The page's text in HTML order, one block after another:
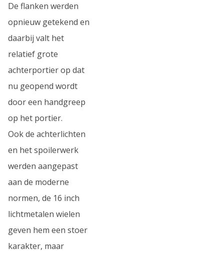
De flanken werden
opnieuw getekend en
daarbij valt het
relatief grote
achterportier op dat
nu geopend wordt
door een handgreep
op het portier.
Ook de achterlichten
en het spoilerwerk
werden aangepast
aan de moderne
normen, de 16 inch
lichtmetalen wielen
geven hem een stoer
karakter, maar